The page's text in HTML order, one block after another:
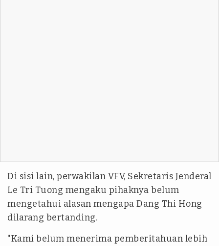
Di sisi lain, perwakilan VFV, Sekretaris Jenderal
Le Tri Tuong mengaku pihaknya belum
mengetahui alasan mengapa Dang Thi Hong
dilarang bertanding.
"Kami belum menerima pemberitahuan lebih